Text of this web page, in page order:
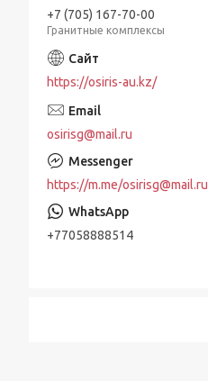
+7 (705) 167-70-00
Гранитные комплексы
https://osiris-au.kz/
osirisg@mail.ru
https://m.me/osirisg@mail.ru
+77058888514